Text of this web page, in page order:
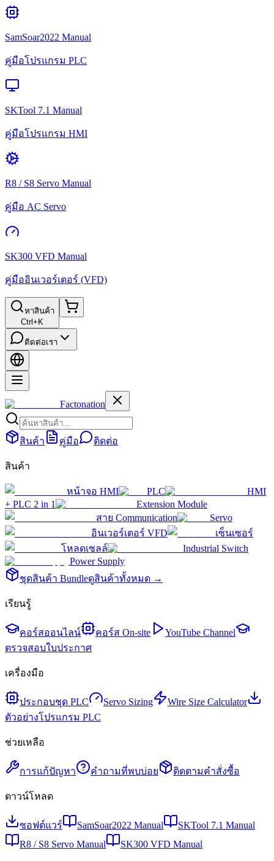
SamSoar2022 Manual
คู่มือโปรแกรม PLC
SKTool 7.1 Manual
คู่มือโปรแกรม HMI
R8 / S8 Servo Manual
คู่มือ AC Servo
SK300 VFD Manual
คู่มืออินเวอร์เตอร์ (VFD)
หาสินค้า
Ctrl+K
ติดต่อเรา
Factonation
สินค้า คู่มือ ติดต่อ
สินค้า
หน้าจอ HMI PLC
HMI
+ PLC 2 in 1
Extension Module
สาย Communication
Servo
อินเวอร์เตอร์ VFD
เซ็นเซอร์
โหลดเซลล์
Industrial Switch
Power Supply
ชุดสินค้า Bundleดูสินค้าทั้งหมด →
เรียนรู้
คอร์สออนไลน์ คอร์ส On-site
YouTube Channel
ตรวจสอบใบประกาศ
เครื่องมือ
ประกอบชุด PLC Servo Sizing
Wire Size Calculator
ตัวอย่างโปรแกรม PLC
ช่วยเหลือ
การแก้ปัญหา คำถามที่พบบ่อย ติดตามคำสั่งซื้อ
ดาวน์โหลด
ซอฟต์แวร์ SamSoar2022 Manual
SKTool 7.1 Manual
R8 / S8 Servo Manual
SK300 VFD Manual